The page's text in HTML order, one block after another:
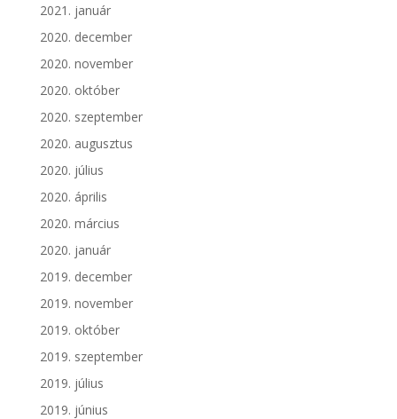
2021. január
2020. december
2020. november
2020. október
2020. szeptember
2020. augusztus
2020. július
2020. április
2020. március
2020. január
2019. december
2019. november
2019. október
2019. szeptember
2019. július
2019. június